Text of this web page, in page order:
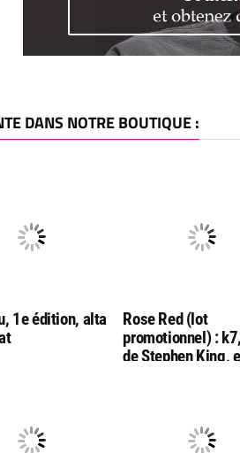
DANS NOTRE BOUTIQUE :
1e édition, alta
Rose Red (lot
promotionnel) :
de Stephen King,